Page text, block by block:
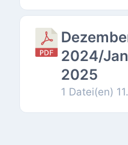
2024/
2025
1 Datei(en)